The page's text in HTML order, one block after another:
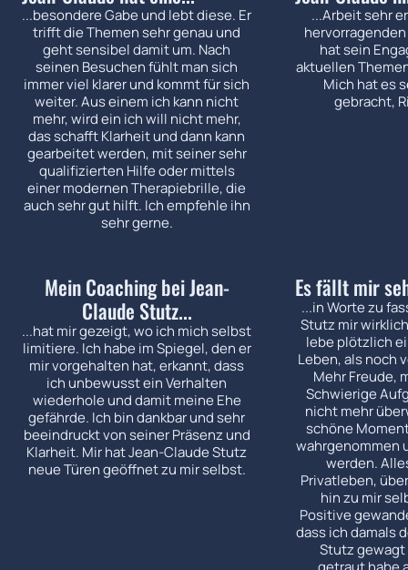
...besondere Gabe und lebt diese. Er
trifft die Themen sehr genau und
geht sensibel damit um. Nach
seinen Besuchen fühlt man sich
immer viel klarer und kommt für sich
weiter. Aus einem ich kann nicht
mehr, wird ein ich will nicht mehr,
das schafft Klarheit und dann kann
gearbeitet werden, mit seiner sehr
qualifizierten Hilfe oder mittels
einer modernen Therapiebrille, die
auch sehr gut hilft. Ich empfehle ihn
sehr gerne.
...Arbeit sehr
hat sein
aktuellen
Mich hat es
gebracht,
Mein Coaching bei Jean-
Claude Stutz...
...hat mir gezeigt, wo ich mich selbst
limitiere. Ich habe im Spiegel, den er
mir vorgehalten hat, erkannt, dass
ich unbewusst ein Verhalten
wiederhole und damit meine Ehe
gefährde. Ich bin dankbar und sehr
beeindruckt von seiner Präsenz und
Klarheit. Mir hat Jean-Claude Stutz
neue Türen geöffnet zu mir selbst.
Es fällt mir
...in Worte zu
Stutz mir
lebe plötzlich
Leben, als noch
Mehr Freude,
Schwierige
nicht mehr
schöne
wahrgenommen
werden.
Privatleben,
hin zu mir
Positive
dass ich damals
Stutz gewagt